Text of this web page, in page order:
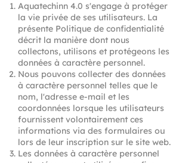
Aquatechinn 4.0 s'engage à protéger
la vie privée de ses utilisateurs. La
présente Politique de confidentialité
décrit la manière dont nous
collectons, utilisons et protégeons les
données à caractère personnel.
Nous pouvons collecter des données
à caractère personnel telles que le
nom, l'adresse e-mail et les
coordonnées lorsque les utilisateurs
fournissent volontairement ces
informations via des formulaires ou
lors de leur inscription sur le site web.
Les données à caractère personnel